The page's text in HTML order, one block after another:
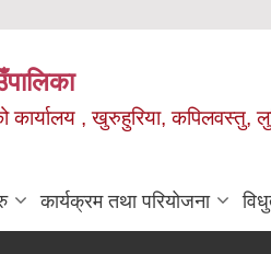
कार्यालय , खुरुहुरिया, कपिलवस्तु,
कार्यक्रम तथा परियोजना